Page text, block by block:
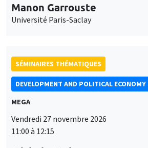
DEVELOPMENT AND POLITICAL ECONOMY
MEGA
Vendredi 27 novembre 2026
11:00 à 12:15
Michela Carlana
Harvard Kennedy School